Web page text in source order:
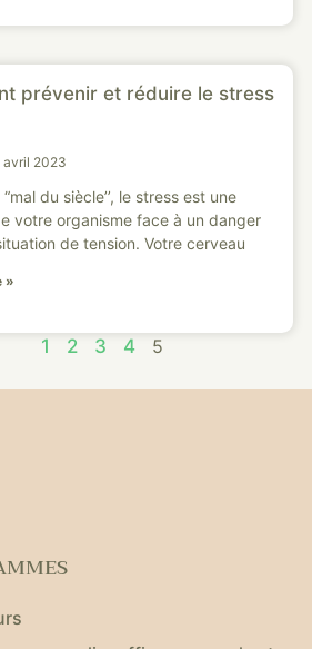
prévenir et réduire le stress
avril 2023
du siècle’’, le stress est une
votre organisme face à un danger
de tension. Votre cerveau
»
1 2 3 4 5